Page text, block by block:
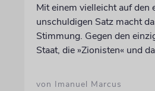
Mit einem vielleicht auf den
unschuldigen Satz macht
Stimmung. Gegen den
Staat, die »Zionisten« und
von Imanuel Marcus